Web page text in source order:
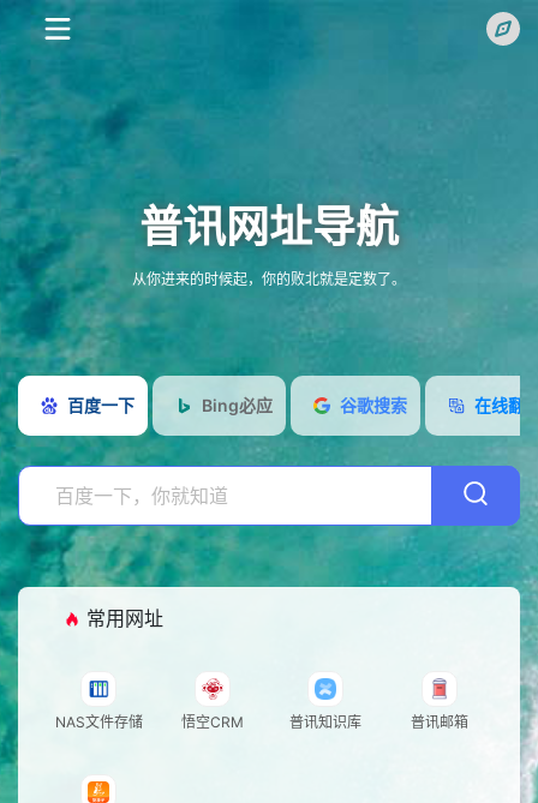
搜
用
址
IT
息
统
维
用
工
站
普讯网址导航
从你进来的时候起，你的败北就是定数了。
百度一下 Bing必应 谷歌搜索 在线翻
常用网址
NAS文件存储 悟空CRM 普讯知识库 普讯邮箱